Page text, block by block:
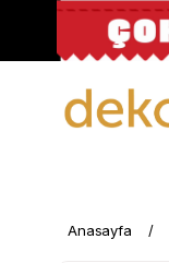
Anasayfa